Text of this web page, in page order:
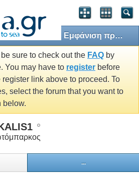
Εμφάνιση προφίλ: VAKALIS1
sure to check out the FAQ by
You may have to register before
link above to proceed. To
select the forum that you want to
below.
...